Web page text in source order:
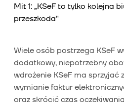
Mit 1: „KSeF to tylko kolejna
przeszkoda"
Wiele osób postrzega KSeF
dodatkowy, niepotrzebny
wdrożenie KSeF ma sprzyjać
wymianie faktur
oraz skrócić czas